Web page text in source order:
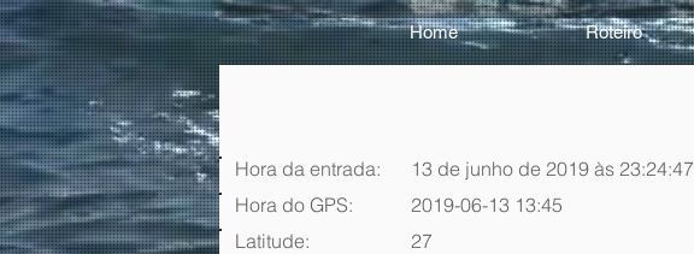
Home Roteiro
Hora da entrada:
13 de junho de 2019 às 23:24:47
Hora do GPS:
2019-06-13 13:45
Latitude:
27